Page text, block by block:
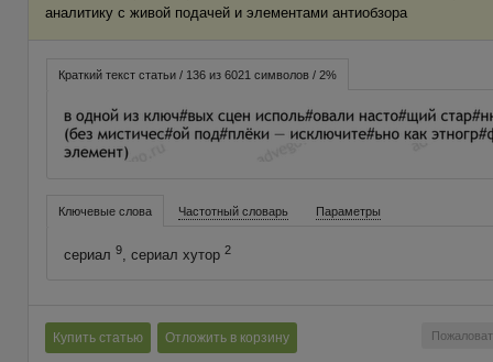
аналитику с живой подачей и элементами антиобзора
Краткий текст статьи / 136 из 6021 символов / 2%
Ключевые слова Частотный словарь Параметры
сериал 9, сериал хутор 2
Купить статью Отложить в корзину